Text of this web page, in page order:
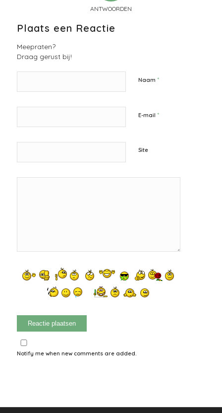
ANTWOORDEN
Plaats een Reactie
Meepraten?
Draag gerust bij!
Naam *
E-mail *
Site
Notify me when new comments are added.